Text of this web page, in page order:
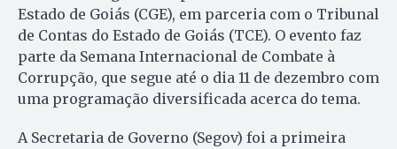
Estado de Goiás (CGE), em parceria com o Tribunal
de Contas do Estado de Goiás (TCE). O evento faz
parte da Semana Internacional de Combate à
Corrupção, que segue até o dia 11 de dezembro com
uma programação diversificada acerca do tema.
A Secretaria de Governo (Segov) foi a primeira